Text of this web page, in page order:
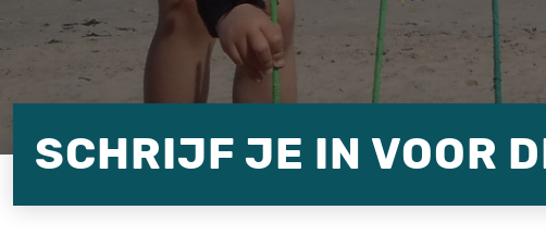
SCHRIJF JE IN VOOR